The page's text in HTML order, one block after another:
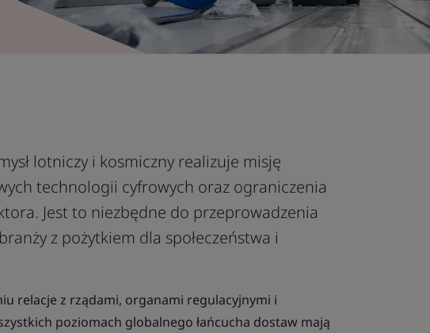
lotniczy i kosmiczny realizuje misję
technologii cyfrowych oraz ograniczenia
Jest to niezbędne do przeprowadzenia
z pożytkiem dla społeczeństwa i
relacje z rządami, organami regulacyjnymi i
poziomach globalnego łańcucha dostaw mają